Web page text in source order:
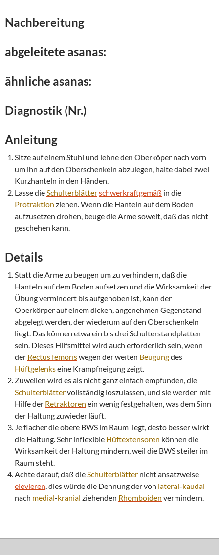
Nachbereitung
abgeleitete asanas:
ähnliche asanas:
Diagnostik (Nr.)
Anleitung
Sitze auf einem Stuhl und lehne den Oberköper nach vorn
um ihn auf den Oberschenkeln abzulegen, halte dabei zwei
Kurzhanteln in den Händen.
Lasse dieSchulterblätterschwerkraftgemäß in die
Protraktion ziehen. Wenn die Hanteln auf dem Boden
aufzusetzen drohen, beuge die Arme soweit, daß das nicht
geschehen kann.
Details
Statt die Arme zu beugen um zu verhindern, daß die
Hanteln auf dem Boden aufsetzen und die Wirksamkeit der
Übung vermindert bis aufgehoben ist, kann der
Oberkörper auf einem dicken, angenehmen Gegenstand
abgelegt werden, der wiederum auf den Oberschenkeln
liegt. Das können etwa ein bis drei Schulterstandplatten
sein. Dieses Hilfsmittel wird auch erforderlich sein, wenn
der Rectus femoriswegen der weiten Beugungdes
Hüftgelenkseine Krampfneigung zeigt.
Zuweilen wird es als nicht ganz einfach empfunden, die
Schulterblättervollständig loszulassen, und sie werden mit
Hilfe der Retraktoren ein wenig festgehalten, was dem Sinn
der Haltung zuwieder läuft.
Je flacher die obere BWS im Raum liegt, desto besser wirkt
die Haltung. Sehr inflexible Hüftextensoren können die
Wirksamkeit der Haltung mindern, weil die BWS steiler im
Raum steht.
Achte darauf, daß dieSchulterblätter nicht ansatzweise
elevieren, dies würde die Dehnung der von lateral-kaudal
nach medial-kranial ziehenden Rhomboiden vermindern.